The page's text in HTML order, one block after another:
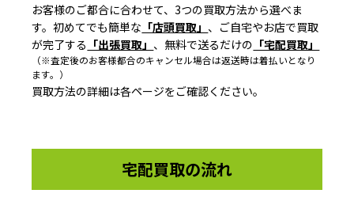
お客様のご都合に合わせて、3つの買取方法から選べま
す。初めてでも簡単な 「店頭買取」 、ご自宅やお店で買取
が完了する 「出張買取」 、無料で送るだけの 「宅配買取」
（※査定後のお客様都合のキャンセル場合は返送時は着払いとなり
ます。）
買取方法の詳細は各ページをご確認ください。
宅配買取の流れ